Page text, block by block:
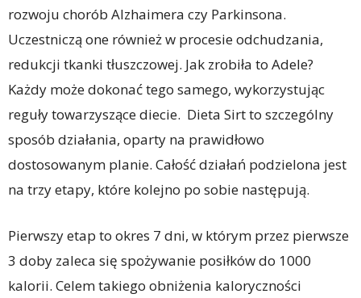
rozwoju chorób Alzhaimera czy Parkinsona.
Uczestniczą one również w procesie odchudzania,
redukcji tkanki tłuszczowej. Jak zrobiła to Adele?
Każdy może dokonać tego samego, wykorzystując
reguły towarzyszące diecie. Dieta Sirt to szczególny
sposób działania, oparty na prawidłowo
dostosowanym planie. Całość działań podzielona jest
na trzy etapy, które kolejno po sobie następują.
Pierwszy etap to okres 7 dni, w którym przez pierwsze
3 doby zaleca się spożywanie posiłków do 1000
kalorii. Celem takiego obniżenia kaloryczności